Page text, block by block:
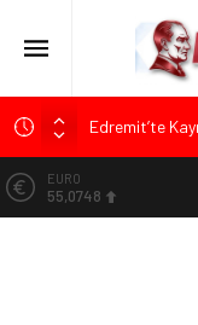
Edremit’te
Tarihçi Yusuf
Sert Eleştiri:
ALTIN
6.623,43